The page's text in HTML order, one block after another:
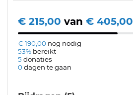
€ 215,00 van € 405,00
€ 190,00 nog nodig
53% bereikt
5 donaties
0dagen te gaan